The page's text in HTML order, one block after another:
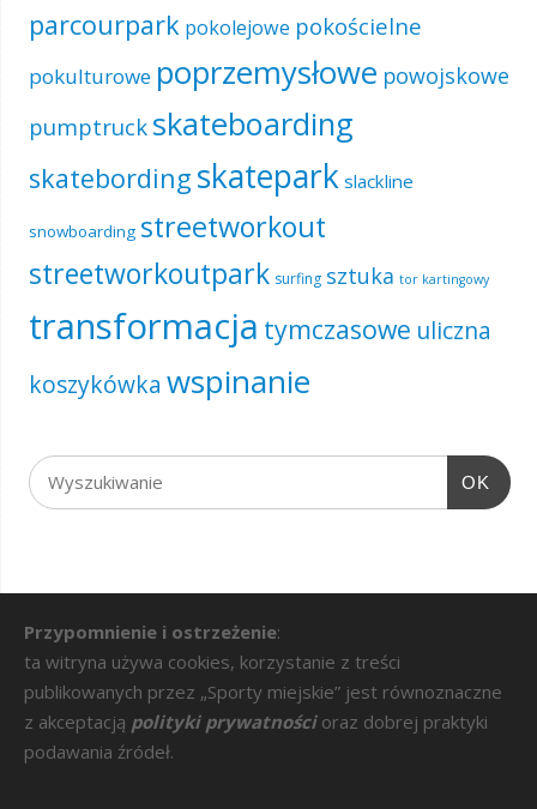
parcourpark pokolejowe pokościelne
pokulturowe poprzemysłowe powojskowe
pumptruck skateboarding
skatebording skatepark slackline
snowboarding streetworkout
streetworkoutpark surfing sztuka tor kartingowy
transformacja tymczasowe uliczna
koszykówka wspinanie
OK
Przypomnienie i ostrzeżenie:
ta witryna używa cookies, korzystanie z treści
publikowanych przez „Sporty miejskie” jest równoznaczne
z akceptacją polityki prywatności oraz dobrej praktyki
podawania źródeł.